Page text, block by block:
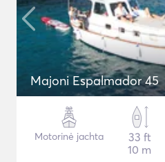
Majoni Espalmador 45
Motorinė jachta
33 ft
10 m